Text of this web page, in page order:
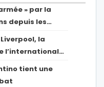
» par la
depuis les…
la
l’international…
tient une